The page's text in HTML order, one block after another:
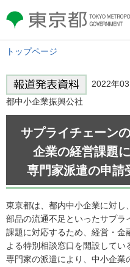
東京都 TOKYO
GOVERNMENT
トップページ
2022年
都中小企業振興公社
サプライチェーン
企業の経営課題
専門家派遣の申請
東京都は、都内中小企業に対
部品の流通不足といったサプ
課題に対応するため、経営・金
よる特別相談窓口を開設して
専門家の派遣により、中小企業